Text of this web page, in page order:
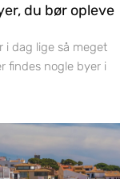
du bør opleve
i dag lige så meget
findes nogle byer i